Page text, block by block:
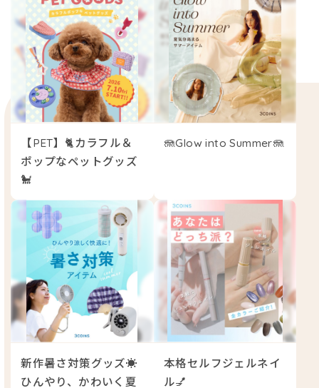
【PET】🐈カラフル＆
ポップなペットグッズ
🐩
🪼Glow into Summer🪼
新作暑さ対策グッズ☀️
ひんやり、かわいく夏
本格セルフジェルネイ
ル💅